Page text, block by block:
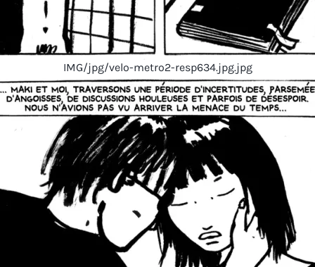
IMG/jpg/velo-metro2-resp634.jpg.jpg